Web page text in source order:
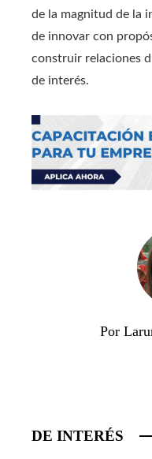
de la magnitud de la
de innovar con
construir relaciones
de interés.
Por
DE INTERÉS